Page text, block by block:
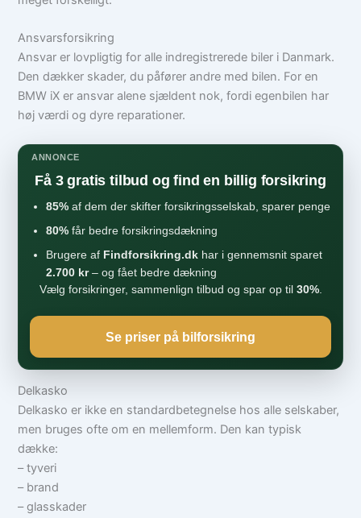
Ansvarsforsikring
Ansvar er lovpligtig for alle indregistrerede biler i Danmark.
Den dækker skader, du påfører andre med bilen. For en
BMW iX er ansvar alene sjældent nok, fordi egenbilen har
høj værdi og dyre reparationer.
ANNONCE
Få 3 gratis tilbud og find en billig forsikring
85% af dem der skifter forsikringsselskab, sparer penge
80% får bedre forsikringsdækning
Brugere af Findforsikring.dk har i gennemsnit sparet
2.700 kr– og fået bedre dækning
Vælg forsikringer, sammenlign tilbud og spar op til 30%.
Se priser på bilforsikring
Delkasko
Delkasko er ikke en standardbetegnelse hos alle selskaber,
men bruges ofte om en mellemform. Den kan typisk
dække:
– tyveri
– brand
– glasskader